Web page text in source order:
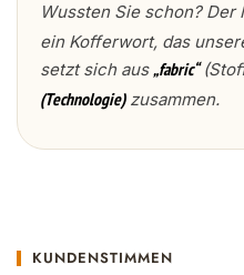
Wussten Sie schon? Der
ein Kofferwort, das
setzt sich aus„fabric“
(Technologie)zusammen.
KUNDENSTIMMEN